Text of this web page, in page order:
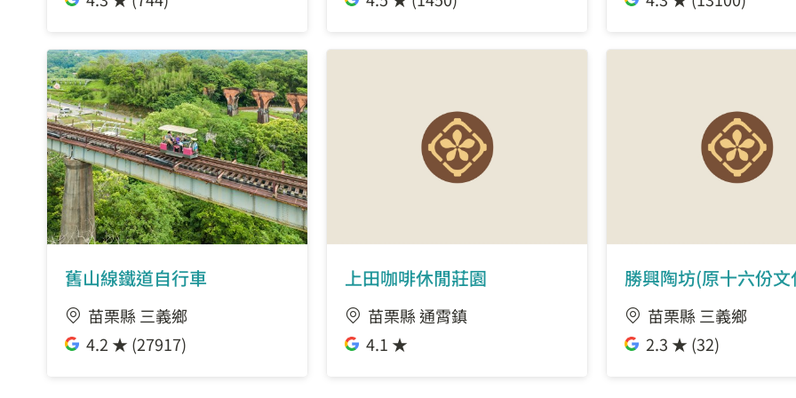
舊山線鐵道自行車
苗栗縣 三義鄉
4.2 ★ (27917)
上田咖啡休閒莊園
苗栗縣 通霄鎮
4.1 ★
勝興陶坊(原十六份
苗栗縣 三義鄉
2.3 ★ (32)